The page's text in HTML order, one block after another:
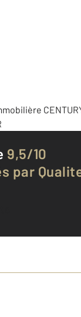
9,5/10
par